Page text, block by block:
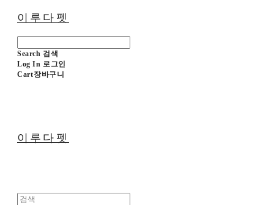
이루다펫
Search 검색
Log In 로그인
Cart장바구니
이루다펫